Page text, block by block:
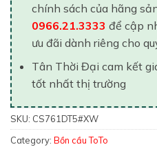
chính sách của hãng
0966.21.3333 để cập
ưu đãi dành riêng cho
Tân Thời Đại cam kết
tốt nhất thị trường
SKU: CS761DT5#XW
Category: Bồn cầu ToTo